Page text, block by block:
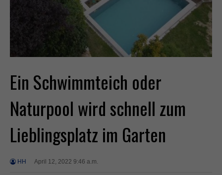
Ein Schwimmteich oder
Naturpool wird schnell zum
Lieblingsplatz im Garten
HH April 12, 2022 9:46 a.m.